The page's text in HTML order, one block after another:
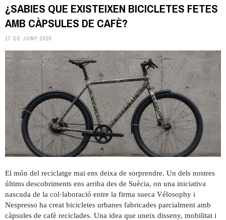
¿SABIES QUE EXISTEIXEN BICICLETES FETES
AMB CÀPSULES DE CAFÈ?
17 DE JUNY 2026
El món del reciclatge mai ens deixa de sorprendre. Un dels nostres
últims descobriments ens arriba des de Suècia, on una iniciativa
nascuda de la col·laboració entre la firma sueca Vélosophy i
Nespresso ha creat bicicletes urbanes fabricades parcialment amb
càpsules de cafè reciclades. Una idea que uneix disseny, mobilitat i